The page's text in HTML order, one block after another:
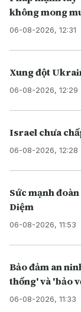
không mong
06-08-2026, 12:31
Xung đột
06-08-2026, 12:29
Israel chưa
06-08-2026, 12:28
Sức mạnh
Diệm
06-08-2026, 11:53
Bảo đảm an
thống' và 'bảo
06-08-2026, 11:33